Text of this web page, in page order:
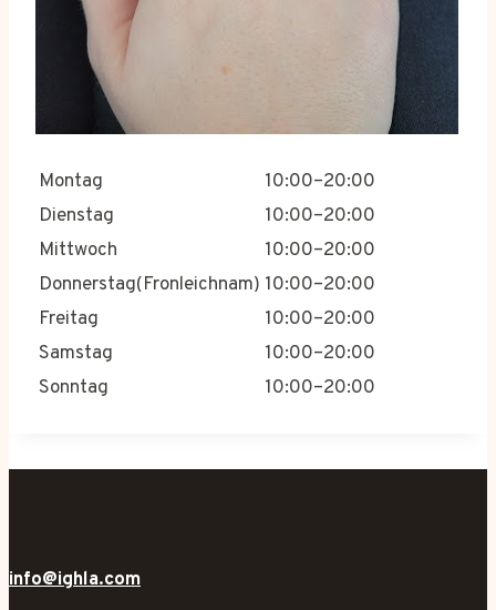
Montag
10:00–20:00
Dienstag
10:00–20:00
Mittwoch
10:00–20:00
Donnerstag(Fronleichnam) 10:00–20:00
Freitag
10:00–20:00
Samstag
10:00–20:00
Sonntag
10:00–20:00
info@ighla.com